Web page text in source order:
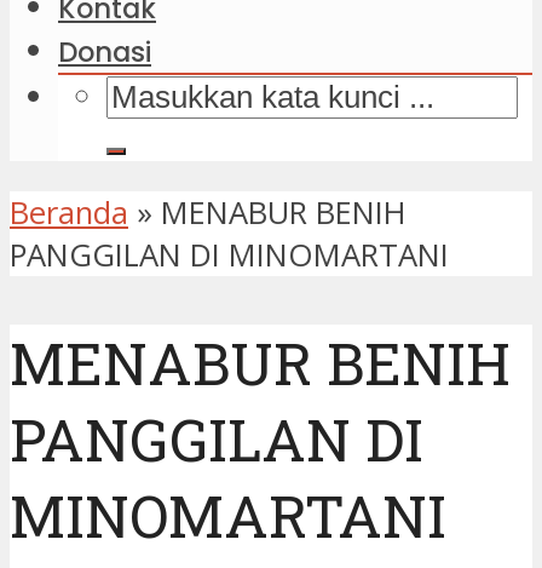
Kontak
Donasi
Beranda » MENABUR BENIH
PANGGILAN DI MINOMARTANI
MENABUR BENIH
PANGGILAN DI
MINOMARTANI